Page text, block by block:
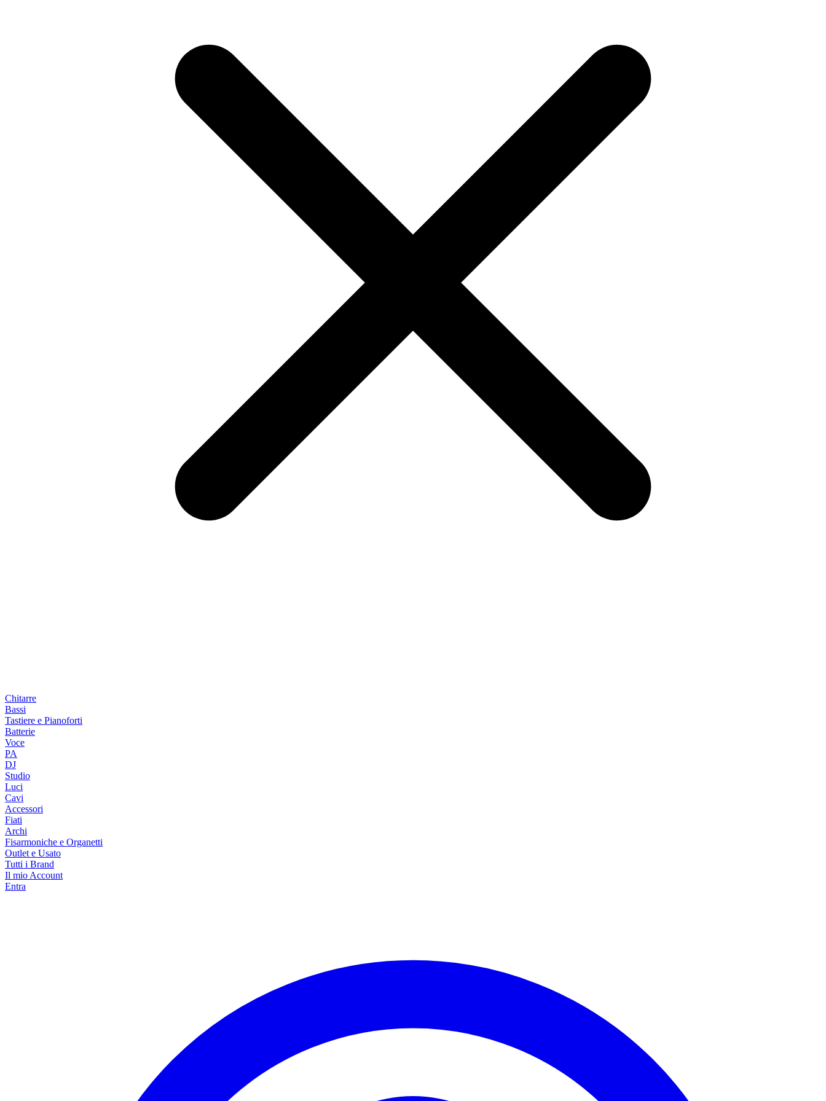
Chitarre
Bassi
Tastiere e Pianoforti
Batterie
Voce
PA
DJ
Studio
Luci
Cavi
Accessori
Fiati
Archi
Fisarmoniche e Organetti
Outlet e Usato
Tutti i Brand
Il mio Account
Entra